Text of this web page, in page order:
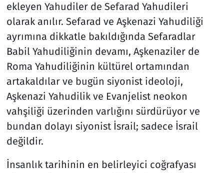
ekleyen Yahudiler de Sefarad Yahudileri
olarak anılır. Sefarad ve Aşkenazi Yahudiliği
ayrımına dikkatle bakıldığında Sefaradlar
Babil Yahudiliğinin devamı, Aşkenaziler de
Roma Yahudiliğinin kültürel ortamından
artakaldılar ve bugün siyonist ideoloji,
Aşkenazi Yahudilik ve Evanjelist neokon
vahşiliği üzerinden varlığını sürdürüyor ve
bundan dolayı siyonist İsrail; sadece İsrail
değildir.
İnsanlık tarihinin en belirleyici coğrafyası